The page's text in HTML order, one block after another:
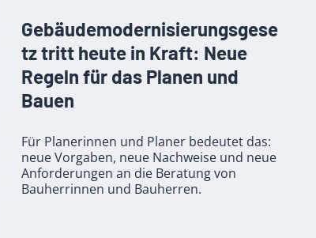
Gebäudemodernisierungsgese
tz tritt heute in Kraft: Neue
Regeln für das Planen und
Bauen
Für Planerinnen und Planer bedeutet das:
neue Vorgaben, neue Nachweise und neue
Anforderungen an die Beratung von
Bauherrinnen und Bauherren.